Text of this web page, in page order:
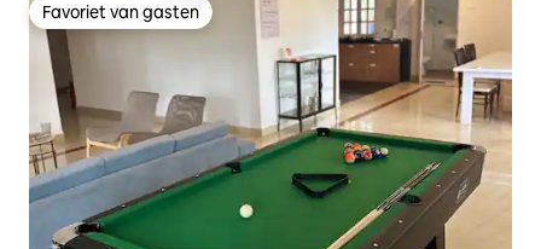
Favoriet van gasten
Favoriet van gasten